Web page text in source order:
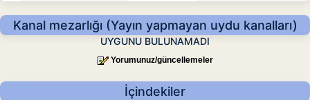
Kanal mezarlığı (Yayın yapmayan uydu kanalları)
UYGUNU BULUNAMADI
Yorumunuz/güncellemeler
İçindekiler